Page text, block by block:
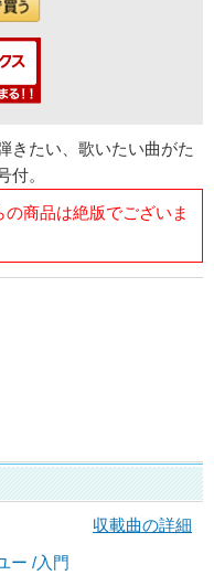
きたい、歌いたい曲がた
付。
商品は絶版でございま
収載曲の詳細
ー /入門